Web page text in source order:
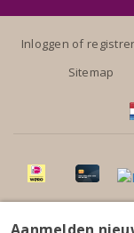
Inloggen of
Sitemap